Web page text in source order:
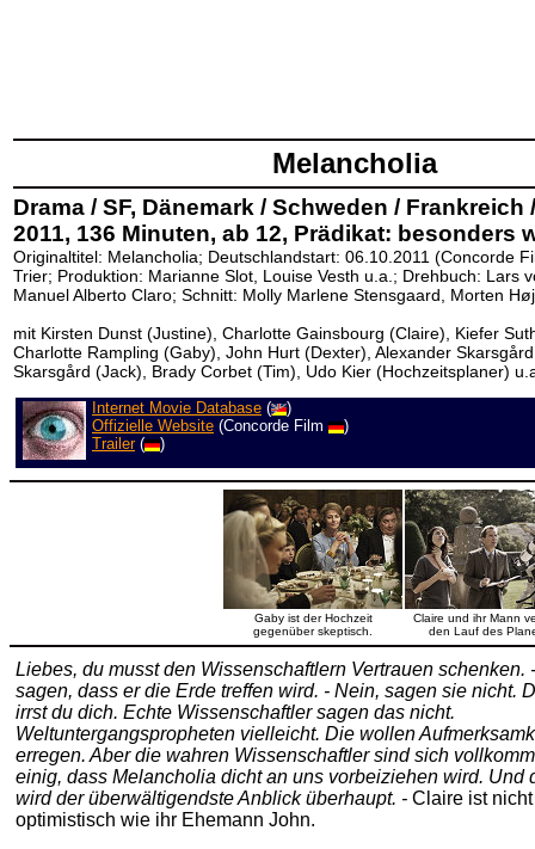
Melancholia
Drama / SF, Dänemark / Schweden /
2011, 136 Minuten, ab 12, Prädikat: besonders
Originaltitel: Melancholia; Deutschlandstart: 06.10.2011 (Concorde
Trier; Produktion: Marianne Slot, Louise Vesth u.a.; Drehbuch: Lars
Manuel Alberto Claro; Schnitt: Molly Marlene Stensgaard , Morten
mit Kirsten Dunst (Justine), Charlotte Gainsbourg (Claire), Kiefer
Charlotte Rampling (Gaby), John Hurt (Dexter), Alexander
Skarsgård (Jack), Brady Corbet (Tim), Udo Kier (Hochzeitsplaner)
Internet Movie Database (
)
Offizielle Website (Concorde Film
)
Trailer( )
Gaby ist der Hochzeit
gegenüber skeptisch.
Claire und ihr Mann
den Lauf des
Liebes, du musst den Wissenschaftlern Vertrauen schenken.
sagen, dass er die Erde treffen wird. - Nein, sagen sie nicht.
irrst du dich. Echte Wissenschaftler sagen das nicht.
Weltuntergangspropheten vielleicht. Die wollen
erregen. Aber die wahren Wissenschaftler sind sich
einig, dass Melancholia dicht an uns vorbeiziehen wird. Und
wird der überwältigendste Anblick überhaupt. - Claire ist
optimistisch wie ihr Ehemann John.